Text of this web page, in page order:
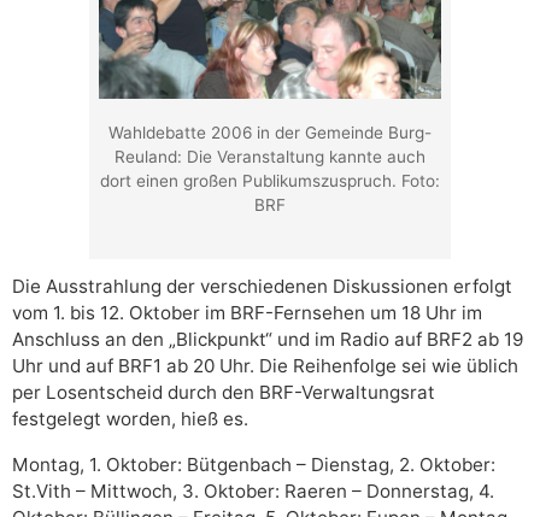
Wahldebatte 2006 in der Gemeinde Burg-
Reuland: Die Veranstaltung kannte auch
dort einen großen Publikumszuspruch. Foto:
BRF
Die Ausstrahlung der verschiedenen Diskussionen erfolgt
vom 1. bis 12. Oktober im BRF-Fernsehen um 18 Uhr im
Anschluss an den „Blickpunkt“ und im Radio auf BRF2 ab 19
Uhr und auf BRF1 ab 20 Uhr. Die Reihenfolge sei wie üblich
per Losentscheid durch den BRF-Verwaltungsrat
festgelegt worden, hieß es.
Montag, 1. Oktober: Bütgenbach – Dienstag, 2. Oktober:
St.Vith – Mittwoch, 3. Oktober: Raeren – Donnerstag, 4.